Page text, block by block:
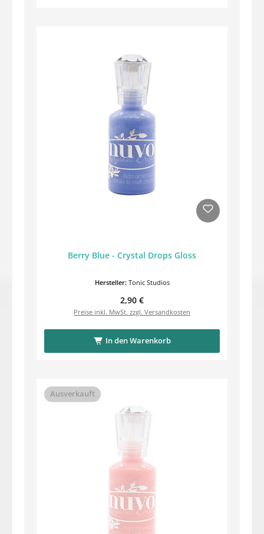
Berry Blue - Crystal Drops Gloss
Hersteller: Tonic Studios
Regulärer Preis:
2,90 €
Preise inkl. MwSt. zzgl. Versandkosten
In den Warenkorb
Ausverkauft